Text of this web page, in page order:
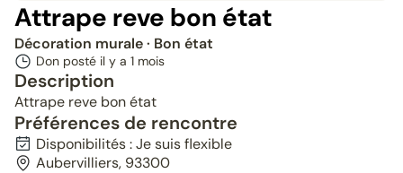
Attrape reve bon état
Décoration murale· Bon état
Don posté il y a 1 mois
Description
Attrape reve bon état
Préférences de rencontre
Disponibilités : Je suis flexible
Aubervilliers, 93300